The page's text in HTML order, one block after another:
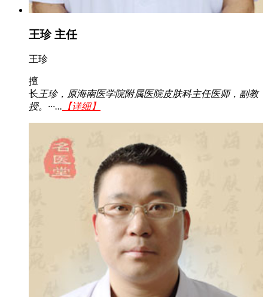
王珍 主任
王珍
擅
长王珍，原海南医学院附属医院皮肤科主任医师，副教
授。···... 【详细】